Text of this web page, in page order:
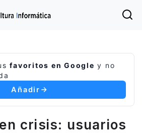
favoritos en Google y no
Añadir
crisis: usuarios